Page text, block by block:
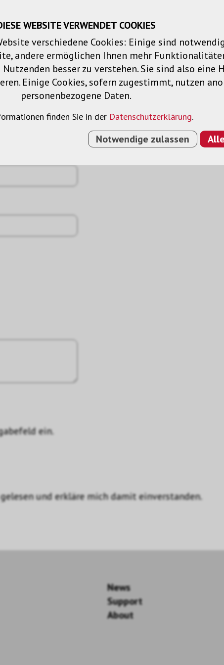
Warenkorb Merklisten Login
Lösungen Dienstleistungen
ein.
und erkläre mich damit einverstanden.
News
Support
About
WEBSITE VERWENDET COOKIES
verschiedene Cookies: Einige sind
andere ermöglichen Ihnen mehr
besser zu verstehen. Sie sind also eine
Einige Cookies, sofern zugestimmt, nutzen
personenbezogene Daten.
finden Sie in der Datenschutzerklärung.
Notwendige zulassen